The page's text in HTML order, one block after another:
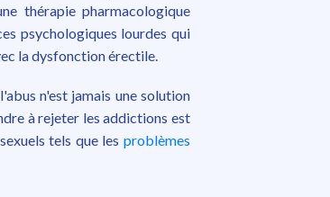
thérapie pharmacologique
psychologiques lourdes qui
la dysfonction érectile.
n'est jamais une solution
à rejeter les addictions est
tels que les problèmes